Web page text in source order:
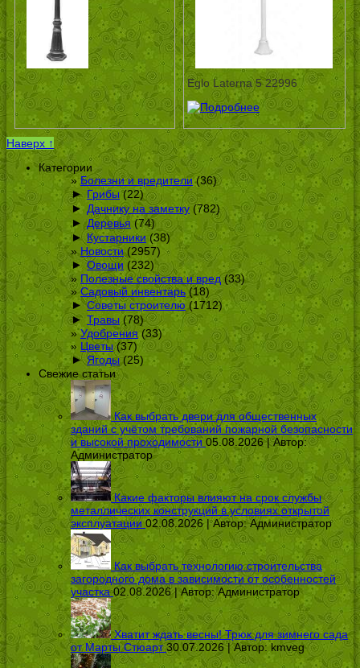
Eglo Laterna 5 22996
Наверх ↑
Категории
Болезни и вредители(36)
► Грибы(22)
► Дачнику на заметку(782)
► Деревья (74)
► Кустарники (38)
Новости(2957)
► Овощи (232)
Полезные свойства и вред(33)
Садовый инвентарь(18)
► Советы строителю (1712)
► Травы (78)
Удобрения(33)
Цветы(37)
► Ягоды(25)
Свежие статьи
Как выбрать двери для общественных
зданий с учётом требований пожарной безопасности
и высокой проходимости 05.08.2026 | Автор:
Администратор
Какие факторы влияют на срок службы
металлических конструкций в условиях открытой
эксплуатации 02.08.2026 | Автор:Администратор
Как выбрать технологию строительства
загородного дома в зависимости от особенностей
участка 02.08.2026 | Автор:Администратор
Хватит ждать весны! Трюк для зимнего сада
от Марты Стюарт 30.07.2026 | Автор:kmveg